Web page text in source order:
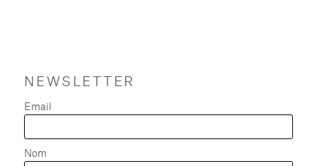
NEWSLETTER
Email
Nom